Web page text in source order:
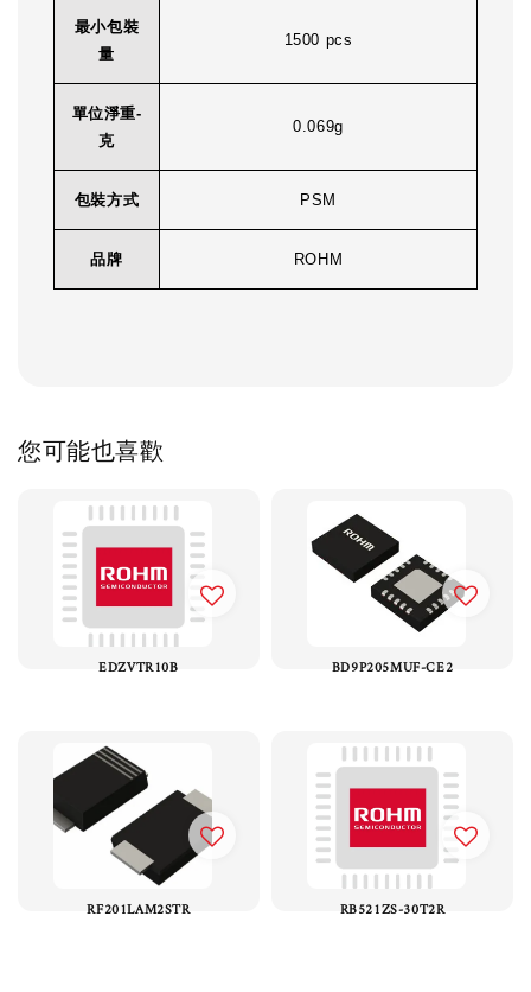
最小包裝
量
1500 pcs
單位淨重-
克
0.069g
包裝方式 PSM
品牌 ROHM
您可能也喜歡
EDZVTR10B BD9P205MUF-CE2
RF201LAM2STR RB521ZS-30T2R